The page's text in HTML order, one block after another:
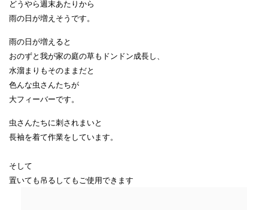
どうやら週末あたりから
雨の日が増えそうです。
雨の日が増えると
おのずと我が家の庭の草もドンドン成長し、
水溜まりもそのままだと
色んな虫さんたちが
大フィーバーです。
虫さんたちに刺されまいと
長袖を着て作業をしています。
そして
置いても吊るしてもご使用できます